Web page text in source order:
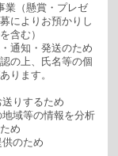
業（懸賞・プレゼ
によりお預かりし
含む）
通知・発送のため
の上、氏名等の個
ります。
りするため
域等の情報を分析
め
のため